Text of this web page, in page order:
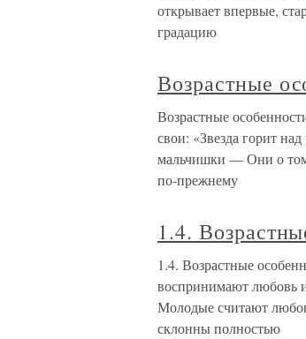
открывает впервые,
градацию
Возрастные
Возрастные
свои: «Звезда горит
мальчишки — Они о
по-прежнему
1.4.
1.4. Возрастные
воспринимают любовь
Молодые считают
склонны полностью